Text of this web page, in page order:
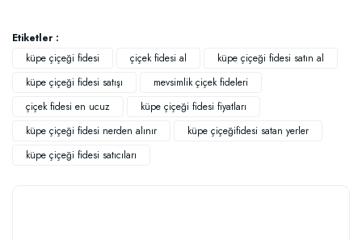
Etiketler :
küpe çiçeği fidesi
çiçek fidesi al
küpe çiçeği fidesi satın al
küpe çiçeği fidesi satışı
mevsimlik çiçek fideleri
çiçek fidesi en ucuz
küpe çiçeği fidesi fiyatları
küpe çiçeği fidesi nerden alınır
küpe çiçeğifidesi satan yerler
küpe çiçeği fidesi satıcıları